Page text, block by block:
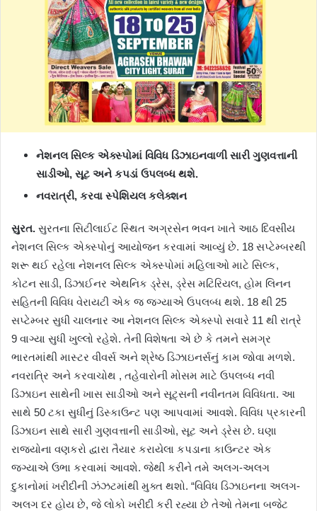
નેશનલ સિલ્ક એક્સ્પોમાં વિવિધ ડિઝાઇનવાળી સારી ગુણવત્તાની
સાડીઓ, સૂટ અને કપડાં ઉપલબ્ધ થશે.
નવરાત્રી, કરવા સ્પેશિયલ કલેક્શન
સુરત. સુરતના સિટીલાઈટ સ્થિત અગ્રસેન ભવન ખાતે આઠ દિવસીય
નેશનલ સિલ્ક એક્સ્પોનું આયોજન કરવામાં આવ્યું છે. 18 સપ્ટેમ્બરથી
શરૂ થઈ રહેલા નેશનલ સિલ્ક એક્સ્પોમાં મહિલાઓ માટે સિલ્ક,
કોટન સાડી, ડિઝાઈનર એથનિક ડ્રેસ, ડ્રેસ મટિરિયલ, હોમ લિનન
સહિતની વિવિધ વેરાયટી એક જ જગ્યાએ ઉપલબ્ધ થશે. 18 થી 25
સપ્ટેમ્બર સુધી ચાલનાર આ નેશનલ સિલ્ક એક્સ્પો સવારે 11 થી રાત્રે
9 વાગ્યા સુધી ખુલ્લો રહેશે. તેની વિશેષતા એ છે કે તમને સમગ્ર
ભારતમાંથી માસ્ટર વીવર્સ અને શ્રેષ્ઠ ડિઝાઇનર્સનું કામ જોવા મળશે.
નવરાત્રિ અને કરવાચોથ , તહેવારોની મોસમ માટે ઉપલબ્ધ નવી
ડિઝાઇન સાથેની ખાસ સાડીઓ અને સૂટ્સની નવીનતમ વિવિધતા. આ
સાથે 50 ટકા સુધીનું ડિસ્કાઉન્ટ પણ આપવામાં આવશે. વિવિધ પ્રકારની
ડિઝાઇન સાથે સારી ગુણવત્તાની સાડીઓ, સૂટ અને ડ્રેસ છે. ઘણા
રાજ્યોના વણકરો દ્વારા તૈયાર કરાયેલા કપડાના કાઉન્ટર એક
જગ્યાએ ઉભા કરવામાં આવશે. જેથી કરીને તમે અલગ-અલગ
દુકાનોમાં ખરીદીની ઝંઝટમાંથી મુક્ત થશો. “વિવિધ ડિઝાઇનના અલગ-
અલગ દર હોય છે, જે લોકો ખરીદી કરી રહ્યા છે તેઓ તેમના બજેટ